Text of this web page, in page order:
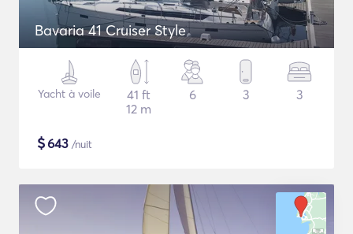
Bavaria 41 Cruiser Style
Yacht à voile
41 ft
12 m
6 3 3
$643 /nuit